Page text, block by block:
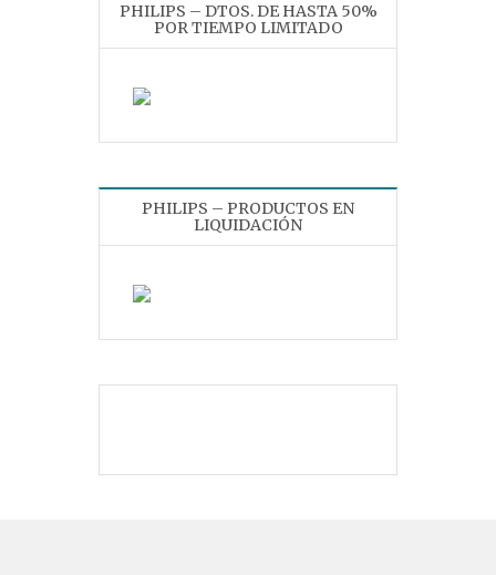
PHILIPS – DTOS. DE HASTA 50%
POR TIEMPO LIMITADO
PHILIPS – PRODUCTOS EN
LIQUIDACIÓN